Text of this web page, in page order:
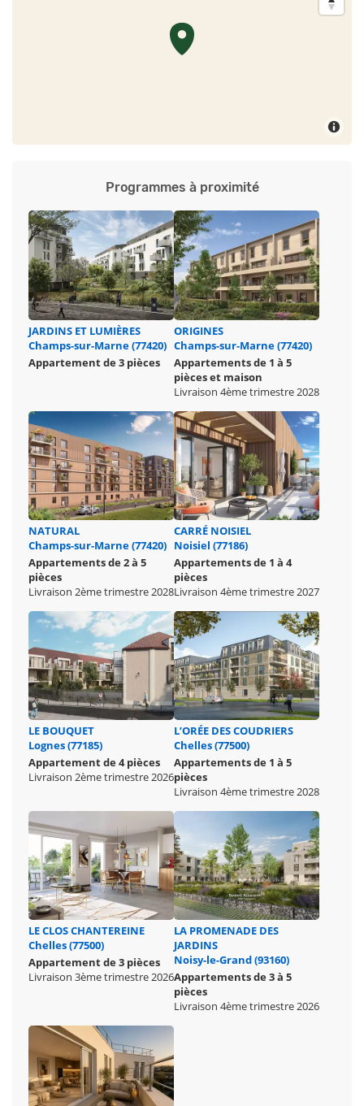
Programmes à proximité
JARDINS ET LUMIÈRES
Champs-sur-Marne (77420)
Appartement de 3 pièces
ORIGINES
Champs-sur-Marne (77420)
Appartements de 1 à 5
pièces et maison
Livraison 4ème trimestre 2028
NATURAL
Champs-sur-Marne (77420)
Appartements de 2 à 5
pièces
Livraison 2ème trimestre 2028
CARRÉ NOISIEL
Noisiel (77186)
Appartements de 1 à 4
pièces
Livraison 4ème trimestre 2027
LE BOUQUET
Lognes (77185)
Appartement de 4 pièces
Livraison 2ème trimestre 2026
L’ORÉE DES COUDRIERS
Chelles (77500)
Appartements de 1 à 5
pièces
Livraison 4ème trimestre 2028
LE CLOS CHANTEREINE
Chelles (77500)
Appartement de 3 pièces
Livraison 3ème trimestre 2026
LA PROMENADE DES
JARDINS
Noisy-le-Grand (93160)
Appartements de 3 à 5
pièces
Livraison 4ème trimestre 2026